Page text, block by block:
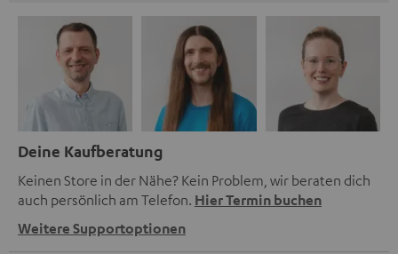
Deine Kaufberatung
Keinen Store in der Nähe? Kein Problem, wir beraten dich
auch persönlich am Telefon. Hier Termin buchen
Weitere Supportoptionen